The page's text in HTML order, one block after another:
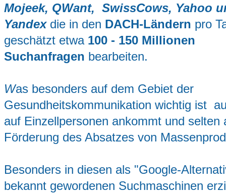
Mojeek, QWant, SwissCows, Yahoo
Yandexdie in den DACH-Ländern pro
geschätzt etwa 100 - 150 Millionen
Suchanfragen bearbeiten.
Was besonders auf dem Gebiet der
Gesundheitskommunikation wichtig ist
auf Einzellpersonen ankommt und selten
Förderung des Absatzes von
Besonders in diesen als "Google-
bekannt gewordenen Suchmaschinen